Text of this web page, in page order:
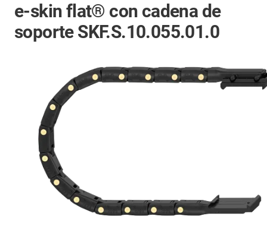
e-skin flat® con cadena de
soporte SKF.S.10.055.01.0